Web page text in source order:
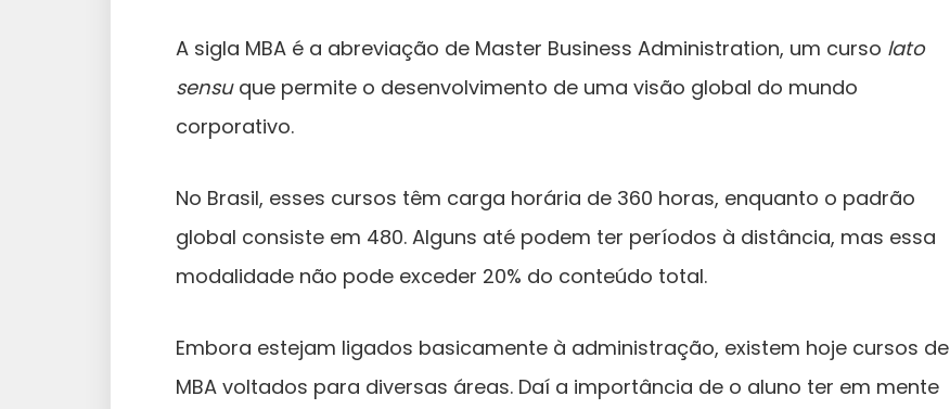
A sigla MBA é a abreviação de Master Business Administration, um curso lato
sensuque permite o desenvolvimento de uma visão global do mundo
corporativo.
No Brasil, esses cursos têm carga horária de 360 horas, enquanto o padrão
global consiste em 480. Alguns até podem ter períodos à distância, mas essa
modalidade não pode exceder 20% do conteúdo total.
Embora estejam ligados basicamente à administração, existem hoje cursos de
MBA voltados para diversas áreas. Daí a importância de o aluno ter em mente